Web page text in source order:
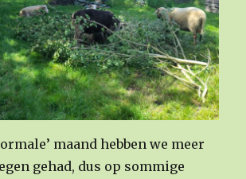
maand hebben we meer
gehad, dus op sommige